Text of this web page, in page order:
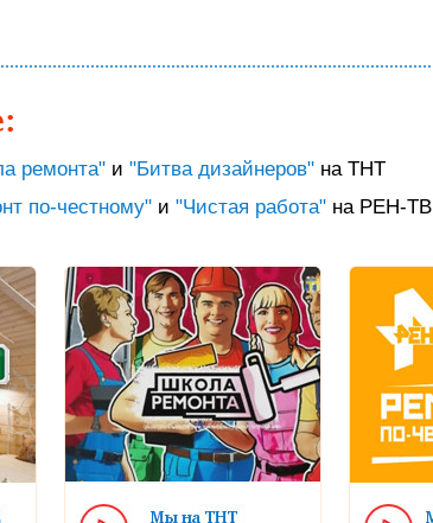
ремонта"и "Битва дизайнеров"на ТНТ
по-честному"и "Чистая работа"на РЕН-ТВ